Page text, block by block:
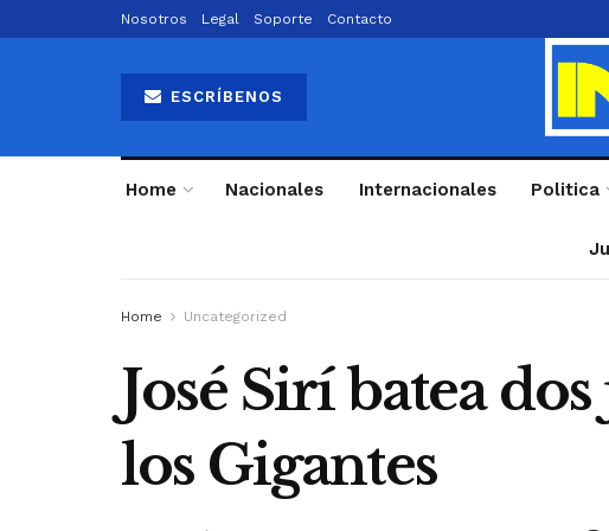
Nosotros Legal Soporte Contacto
ESCRÍBENOS
Home Nacionales Internacionales Politica
Home Uncategorized
José Sirí batea
los Gigantes